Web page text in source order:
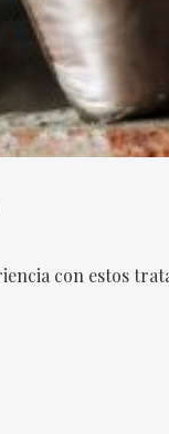
con estos